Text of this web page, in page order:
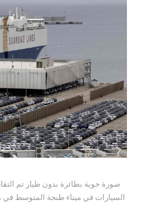
السيارات في ميناء طنجة المتوسط